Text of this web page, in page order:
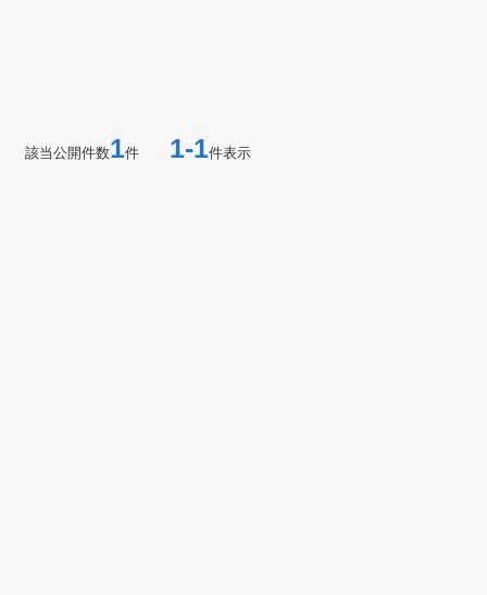
該当公開件数1件 1-1件表示